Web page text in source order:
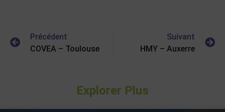
Précédent
COVEA – Toulouse
Suivant
HMY – Auxerre
Explorer Plus